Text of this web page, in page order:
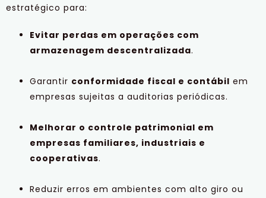
estratégico para:
Evitar perdas em operações com
armazenagem descentralizada.
Garantir conformidade fiscal e contábil em
empresas sujeitas a auditorias periódicas.
Melhorar o controle patrimonial em
empresas familiares, industriais e
cooperativas.
Reduzir erros em ambientes com alto giro ou